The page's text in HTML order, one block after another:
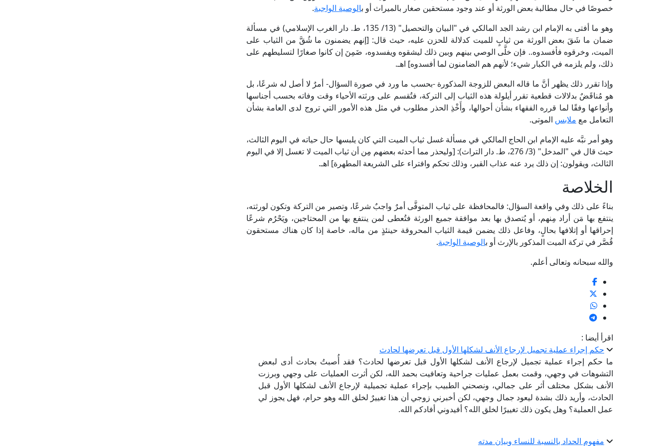
خصوصًا في حال مطالبة بعض الورثة أو عند وجود مستحقين صغار بالميراث أو بالوصية الواجبة.
وهو ما أفتى به الإمام ابن رشد الجد المالكي في "البيان والتحصيل" (13/ 135، ط. دار الغرب الإسلامي) في مسألة
ضمان ما شَقَ بعض الورثة من ثيابٍ للميت كدلالة للحزن عليه، حيث قال: [إنهم يضمنون ما شُقَّ من الثياب على
الميت، وخرقوه فأفسدوه.. فإن خلَّى الوصي بينهم وبين ذلك ليشقوه ويفسدوه، ضَمِنَ إن كانوا صغارًا لتسليطهم على
ذلك، ولم يلزمه في الكبار شيء؛ لأنهم هم الضامنون لما أفسدوه] اهـ.
وإذا تقرر ذلك يظهر أنَّ ما قاله البعض للزوجة المذكورة -بحسب ما ورد في صورة السؤال- أمرٌ لا أصل له شرعًا، بل
هو مُناقَضٌ بدلالات قطعية تقرر أيلولة هذه الثياب إلى التركة، فتُقسم على ورثته الأحياء وقت وفاته بحسب أجناسها
وأنواعها وفقًا لما قرره الفقهاء بشأن أحوالها، وأَخْذِ الحذر مطلوب في مثل هذه الأمور التي تروج لدى العامة بشأن
التعامل مع ملابس الموتى.
وهو أمر نبَّه عليه الإمام ابن الحاج المالكي في مسألة غسل ثياب الميت التي كان يلبسها حال حياته في اليوم الثالث،
حيث قال في "المدخل" (3/ 276، ط. دار التراث): [وليحذر مما أحدثه بعضهم مِن أن ثياب الميت لا تغسل إلا في اليوم
الثالث، ويقولون: إن ذلك يرد عنه عذاب القبر، وذلك تحكم وافتراء على الشريعة المطهرة] اهـ.
الخلاصة
بناءً على ذلك وفي واقعة السؤال: فالمحافظة على ثياب المتوفَّى أمرٌ واجبٌ شرعًا، وتصير من التركة وتكون لورثته،
ينتفع بها مَن أراد مِنهم، أو يُتصدق بها بعد موافقة جميع الورثة فتُعطى لمن ينتفع بها من المحتاجين، ويَحْرُم شرعًا
إحراقها أو إتلافها بحالٍ، وفاعل ذلك يضمن قيمة الثياب المحروقة حينئذٍ من ماله، خاصة إذا كان هناك مستحقون
قُصَّر في تركة الميت المذكور بالإرث أو بالوصية الواجبة.
والله سبحانه وتعالى أعلم.
اقرأ أيضا :
حكم إجراء عملية تجميل لإرجاع الأنف لشكلها الأول قبل تعرضها لحادث
ما حكم إجراء عملية تجميل لإرجاع الأنف لشكلها الأول قبل تعرضها لحادث؟ فقد أُصبتُ بحادث أدى لبعض
التشوهات في وجهي، وقمت بعمل عمليات جراحية وتعافيت بحمد الله، لكن أثرت العمليات على وجهي وبرزت
الأنف بشكل مختلف أثر على جمالي، ونصحني الطبيب بإجراء عملية تجميلية لإرجاع الأنف لشكلها الأول قبل
الحادث، وأريد ذلك بشدة ليعود جمال وجهي، لكن أخبرني زوجي أن هذا تغييرٌ لخلق الله وهو حرام، فهل يجوز لي
عمل العملية؟ وهل يكون ذلك تغييرًا لخلق الله؟ أفيدوني أفادكم الله.
مفهوم الحداد بالنسبة للنساء وبيان مدته